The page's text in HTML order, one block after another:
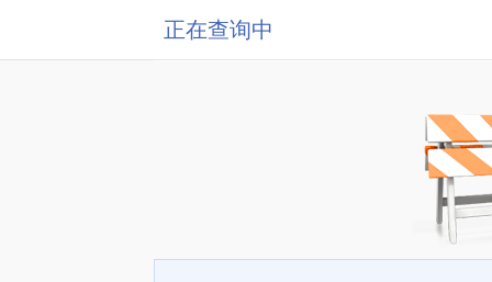
正在查询中